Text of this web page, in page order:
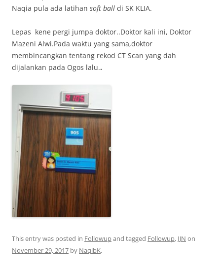
Naqia pula ada latihan soft ball di SK KLIA.
Lepas kene pergi jumpa doktor..Doktor kali ini, Doktor
Mazeni Alwi.Pada waktu yang sama,doktor
membincangkan tentang rekod CT Scan yang dah
dijalankan pada Ogos lalu..
This entry was posted in Followupand tagged Followup, IJN on
November 29, 2017 by NaqibK.